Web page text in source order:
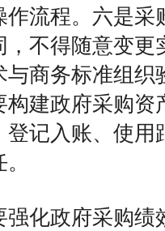
流程。六是采
不得随意变更
商务标准组织
建政府采购资
记入账、使用
强化政府采购